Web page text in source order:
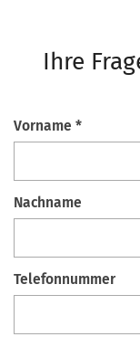
Ihre
Vorname *
Nachname
Telefonnummer